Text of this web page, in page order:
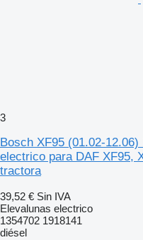
3
Bosch XF95 (01.02-
electrico para DAF XF95,
tractora
39,52 € Sin IVA
Elevalunas electrico
1354702 1918141
diésel